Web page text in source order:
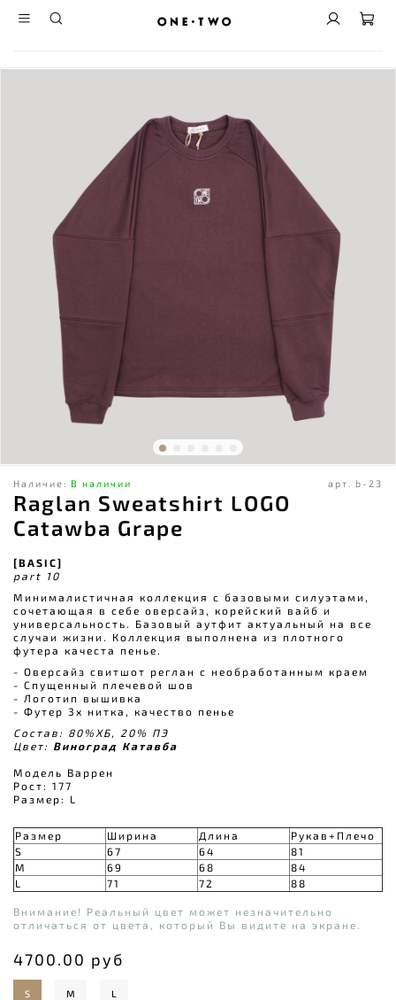
арт. b-23
Наличие: В наличии
Raglan Sweatshirt LOGO
Catawba Grape
4700.00 руб
S M L
[BASIC]
part 10
Минималистичная коллекция с базовыми силуэтами,
сочетающая в себе оверсайз, корейский вайб и
универсальность. Базовый аутфит актуальный на все
случаи жизни. Коллекция выполнена из плотного
футера качеста пенье.
- Оверсайз свитшот реглан с необработанным краем⠀
- Спущенный плечевой шов⠀
- Логотип вышивка ⠀
- Футер 3х нитка, качество пенье⠀
Состав: 80%ХБ, 20% ПЭ
Цвет: Виноград Катавба
Модель Варрен
Рост: 177
Размер: L
Размер Ширина Длина
Рукав+Плечо
S
67 64
81
M
69 68
84
L
71 72 88
Внимание! Реальный цвет может незначительно
отличаться от цвета, который Вы видите на экране.